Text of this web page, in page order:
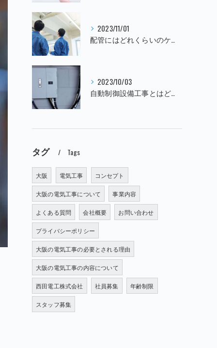
2023/11/01
配管にはどれくらいのケーブルを入れられるの？
2023/10/03
自動制御設備工事とはどのような工事なの？
タグ Tags
大阪 電気工事 コンセプト
大阪の電気工事について 事業内容
よくある質問 会社概要 お問い合わせ
プライバシーポリシー
大阪の電気工事の必要とされる理由
大阪の電気工事の内容について
西田電工株式会社 社員募集 年齢制限
スタッフ募集